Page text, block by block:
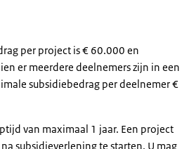
per project is € 60.000 en
er meerdere deelnemers zijn in een
subsidiebedrag per deelnemer €
van maximaal 1 jaar. Een project
subsidieverlening te starten. U mag